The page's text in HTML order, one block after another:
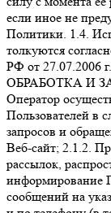
если иное не
Политики. 1.4.
толкуются
РФ от 27.07.2006
ОБРАБОТКА И
Оператор
Пользователей в
запросов и
Веб-сайт; 2.1.2.
рассылок,
информирование
сообщений на